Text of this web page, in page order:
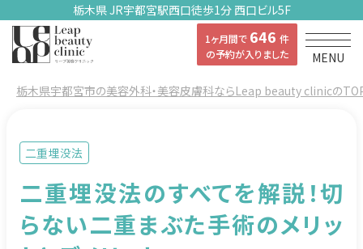
栃木県 JR宇都宮駅西口徒歩1分 西口ビル5F
1ヶ月間で 646 件
の予約が入りました
MENU
栃木県宇都宮市の美容外科・美容皮膚科ならLeap beauty clinicの
二重埋没法
二重埋没法のすべてを解説！切
らない二重まぶた手術のメリッ